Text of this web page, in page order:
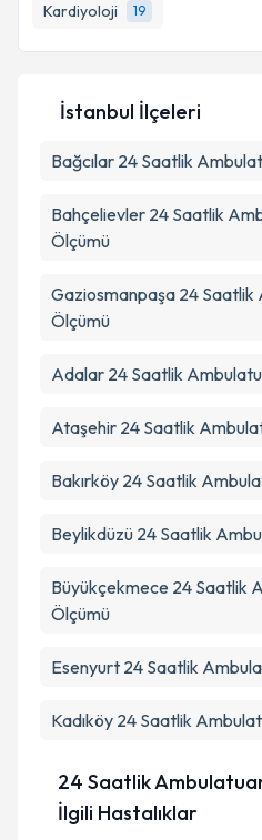
Kardiyoloji
19
bilgilendireceğiz.
E-posta Adresiniz
Kişisel verilerimin
kapsamda
İstanbul İlçeleri
Bağcılar 24 Saatlik
Bahçelievler 24 Saatlik
Ölçümü
Gaziosmanpaşa 24 Saatlik
Ölçümü
Adalar 24 Saatlik
Ataşehir 24 Saatlik
Bakırköy 24 Saatlik
Beylikdüzü 24 Saatlik
Büyükçekmece 24 Saatlik
Ölçümü
Esenyurt 24 Saatlik
Kadıköy 24 Saatlik
24 Saatlik
İlgili Hastalıklar